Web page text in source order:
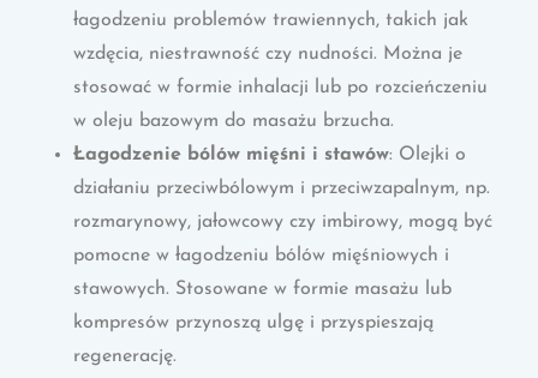
łagodzeniu problemów trawiennych, takich jak
wzdęcia, niestrawność czy nudności. Można je
stosować w formie inhalacji lub po rozcieńczeniu
w oleju bazowym do masażu brzucha.
Łagodzenie bólów mięśni i stawów: Olejki o
działaniu przeciwbólowym i przeciwzapalnym, np.
rozmarynowy, jałowcowy czy imbirowy, mogą być
pomocne w łagodzeniu bólów mięśniowych i
stawowych. Stosowane w formie masażu lub
kompresów przynoszą ulgę i przyspieszają
regenerację.